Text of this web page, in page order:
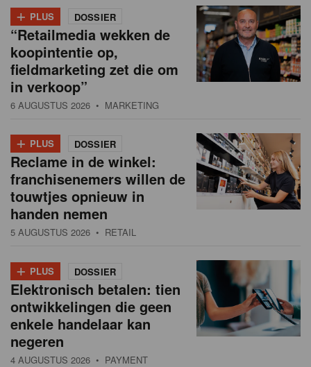
+ PLUS DOSSIER
“Retailmedia wekken de
koopintentie op,
fieldmarketing zet die om
in verkoop”
6 AUGUSTUS 2026 • MARKETING
+ PLUS DOSSIER
Reclame in de winkel:
franchisenemers willen de
touwtjes opnieuw in
handen nemen
5 AUGUSTUS 2026 • RETAIL
+ PLUS DOSSIER
Elektronisch betalen: tien
ontwikkelingen die geen
enkele handelaar kan
negeren
4 AUGUSTUS 2026 • PAYMENT